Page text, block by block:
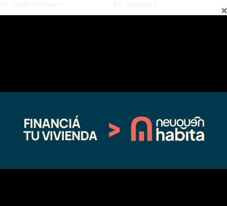
←Entrada anterior Entrada siguiente→
Fina